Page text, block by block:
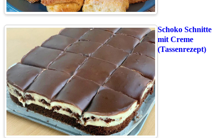
Schoko Schnitte
mit Creme
(Tassenrezept)